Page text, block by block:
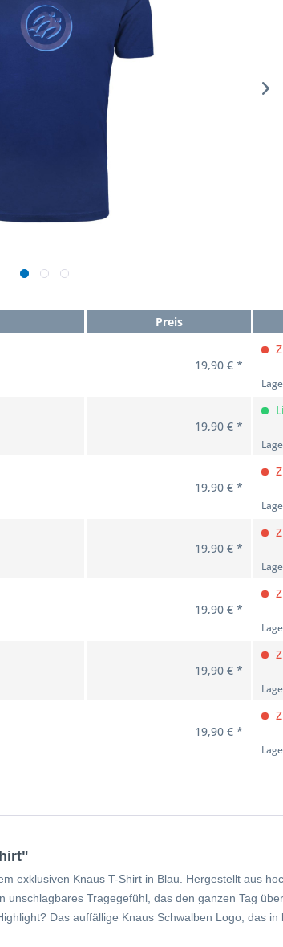
Preis
19,90 € *
19,90 € *
19,90 € *
19,90 € *
19,90 € *
19,90 € *
19,90 € *
exklusiven Knaus T-Shirt in Blau.
Hergestellt aus
unschlagbares Tragegefühl, das den ganzen Tag
Das auffällige Knaus Schwalben Logo, das